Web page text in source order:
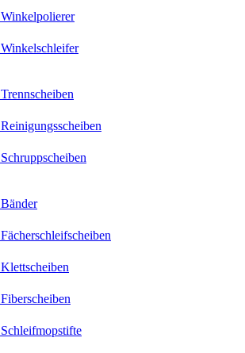
Winkelpolierer
Winkelschleifer
Trennscheiben
Reinigungsscheiben
Schruppscheiben
Bänder
Fächerschleifscheiben
Klettscheiben
Fiberscheiben
Schleifmopstifte